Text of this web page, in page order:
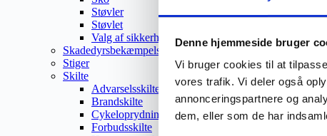
Denne hjemmeside bruger
Vi bruger cookies til at
vores trafik. Vi deler også
annonceringspartnere og
dem, eller som de har
Støvler
Støvlet
Valg af sikkerhedssko
Skadedyrsbekæmpelse
Stiger
Skilte
Advarselsskilte
Brandskilte
Cykeloprydning
Forbudsskilte